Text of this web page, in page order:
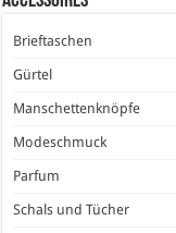
Brieftaschen
Gürtel
Manschettenknöpfe
Modeschmuck
Parfum
Schals und Tücher